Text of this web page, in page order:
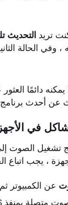
تريد التحديث
وفي الحالة
يمكنه دائمًا
عن أحدث
في
تشغيل
، يجب اتباع
عن الكمبيوتر ثم
بمنفذ $1 ،